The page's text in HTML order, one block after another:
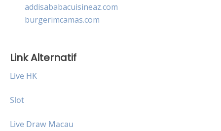
addisababacuisineaz.com
burgerimcamas.com
Link Alternatif
Live HK
Slot
Live Draw Macau